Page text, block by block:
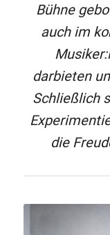
Bühne
auch im
darbieten
Schließlich
die